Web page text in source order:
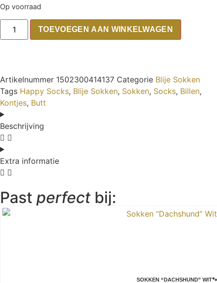
Op voorraad
TOEVOEGEN AAN WINKELWAGEN
Artikelnummer 1502300414137 Categorie Blije Sokken
Tags Happy Socks, Blije Sokken, Sokken, Socks, Billen,
Kontjes, Butt
Beschrijving
Extra informatie
Past perfect bij:
SOKKEN “DACHSHUND” WIT🐾